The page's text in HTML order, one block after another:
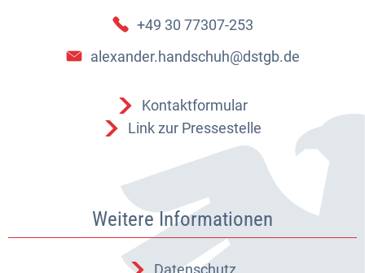
+49 30 77307-253
alexander.handschuh@dstgb.de
Kontaktformular
Link zur Pressestelle
Weitere Informationen
Datenschutz